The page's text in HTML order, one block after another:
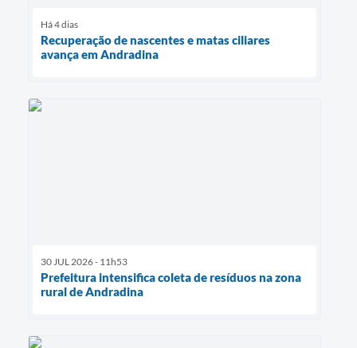
Há 4 dias
Recuperação de nascentes e matas ciliares
avança em Andradina
30 JUL 2026 - 11h53
Prefeitura intensifica coleta de resíduos na zona
rural de Andradina